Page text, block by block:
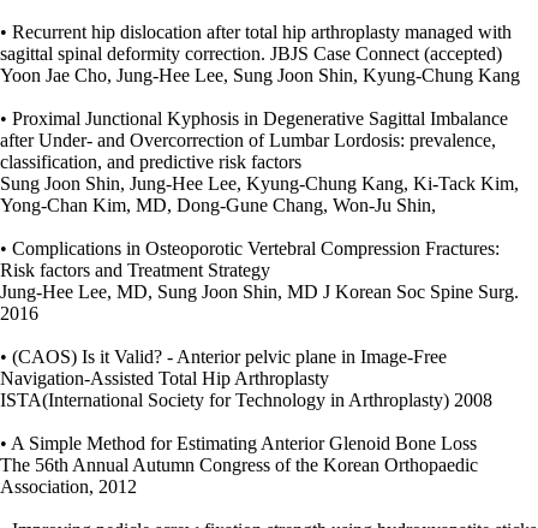
• Recurrent hip dislocation after total hip arthroplasty managed with
sagittal spinal deformity correction. JBJS Case Connect (accepted)
Yoon Jae Cho, Jung-Hee Lee, Sung Joon Shin, Kyung-Chung Kang
• Proximal Junctional Kyphosis in Degenerative Sagittal Imbalance
after Under- and Overcorrection of Lumbar Lordosis: prevalence,
classification, and predictive risk factors
Sung Joon Shin, Jung-Hee Lee, Kyung-Chung Kang, Ki-Tack Kim,
Yong-Chan Kim, MD, Dong-Gune Chang, Won-Ju Shin,
• Complications in Osteoporotic Vertebral Compression Fractures:
Risk factors and Treatment Strategy
Jung-Hee Lee, MD, Sung Joon Shin, MD J Korean Soc Spine Surg.
2016
• (CAOS) Is it Valid? - Anterior pelvic plane in Image-Free
Navigation-Assisted Total Hip Arthroplasty
ISTA(International Society for Technology in Arthroplasty) 2008
• A Simple Method for Estimating Anterior Glenoid Bone Loss
The 56th Annual Autumn Congress of the Korean Orthopaedic
Association, 2012